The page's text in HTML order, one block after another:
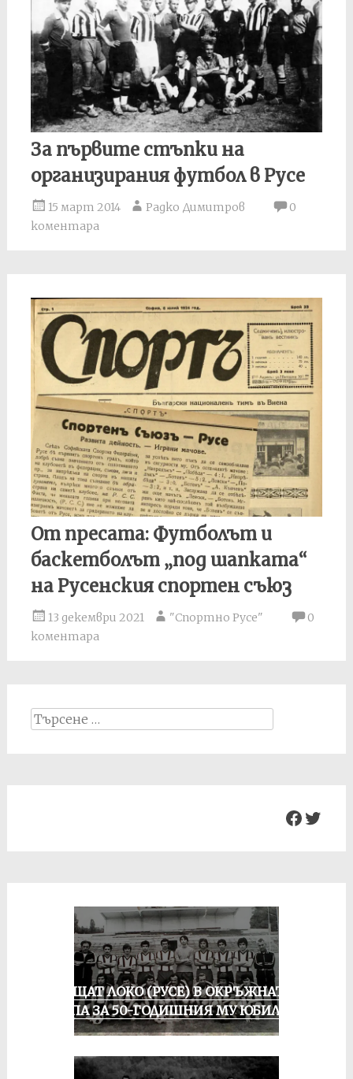
За първите стъпки на
организирания футбол в Русе
15 март 2014 Радко Димитров
0
коментара
От пресата: Футболът и
баскетболът „под шапката“
на Русенския спортен съюз
13 декември 2021 "Спортно Русе"
0
коментара
Search
for:
ПРАЩАТ ЛОКО (РУСЕ) В ОКРЪЖНАТА
ГРУПА ЗА 50-ГОДИШНИЯ МУ ЮБИЛЕЙ